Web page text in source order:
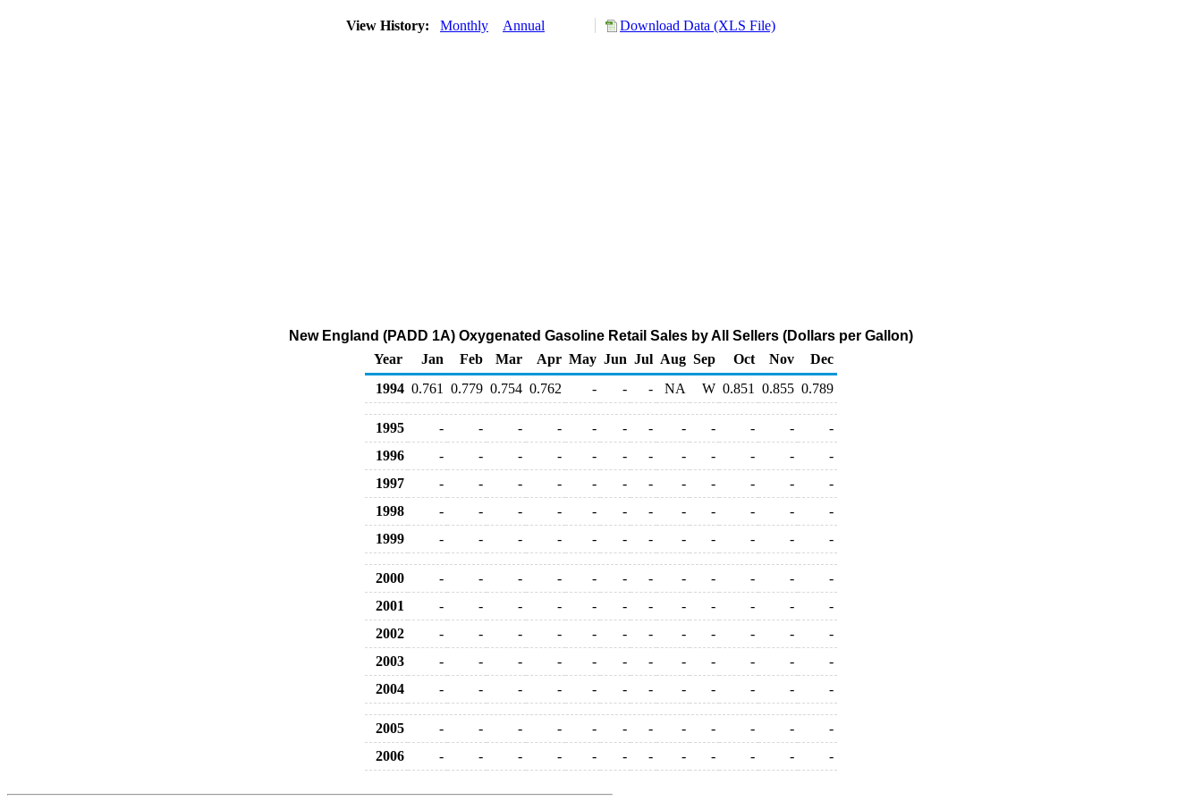
View History: Monthly Annual Download Data (XLS File)
New England (PADD 1A) Oxygenated Gasoline Retail Sales by All Sellers (Dollars per Gallon)
Year
Jan Feb Mar Apr May Jun Jul Aug Sep Oct Nov
Dec
1994 0.761 0.779 0.754 0.762 - - - NA W 0.851 0.855 0.789
1995 - - - - - - - - - - -
-
1996
- - - - - - - - - - -
-
1997
- - - - - - - - - - -
-
1998
- - - - - - - - - - -
-
1999
- - - - - - - - - - - -
2000 - - - - - - - - - - -
-
2001
- - - - - - - - - - -
-
2002
- - - - - - - - - - -
-
2003
- - - - - - - - - - -
-
2004
- - - - - - - - - - - -
2005 - - - - - - - - - - -
-
2006
- - - - - - - - - - - -